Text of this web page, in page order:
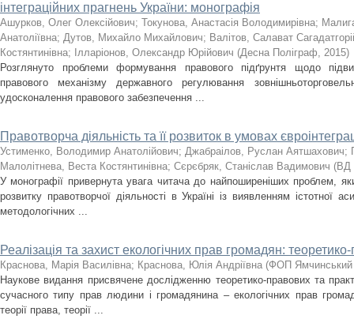
інтеграційних прагнень України: монографія
Ашурков, Олег Олексійович; Токунова, Анастасія Володимирівна;
Анатоліївна; Дутов, Михайло Михайлович; Валітов, Салават
Костянтинівна; Ілларіонов, Олександр Юрійович (Десна Поліграф, 2015)
Розглянуто проблеми формування правового підґрунтя щодо
правового механізму державного регулювання
удосконалення правового забезпечення ...
Правотворча діяльність та її розвиток в умовах
Устименко, Володимир Анатолійович; Джабраілов, Руслан Аятшахович;
Малолітнева, Веста Костянтинівна; Сєрєбряк, Станіслав Вадимович (ВД
У монографії привернута увага читача до найпоширеніших проблем,
розвитку правотворчої діяльності в Україні із виявленням істотної
методологічних ...
Реалізація та захист екологічних прав громадян:
Краснова, Марія Василівна; Краснова, Юлія Андріївна (ФОП
Наукове видання присвячене дослідженню теоретико-правових та
сучасного типу прав людини і громадянина – екологічних прав
теорії права, теорії ...